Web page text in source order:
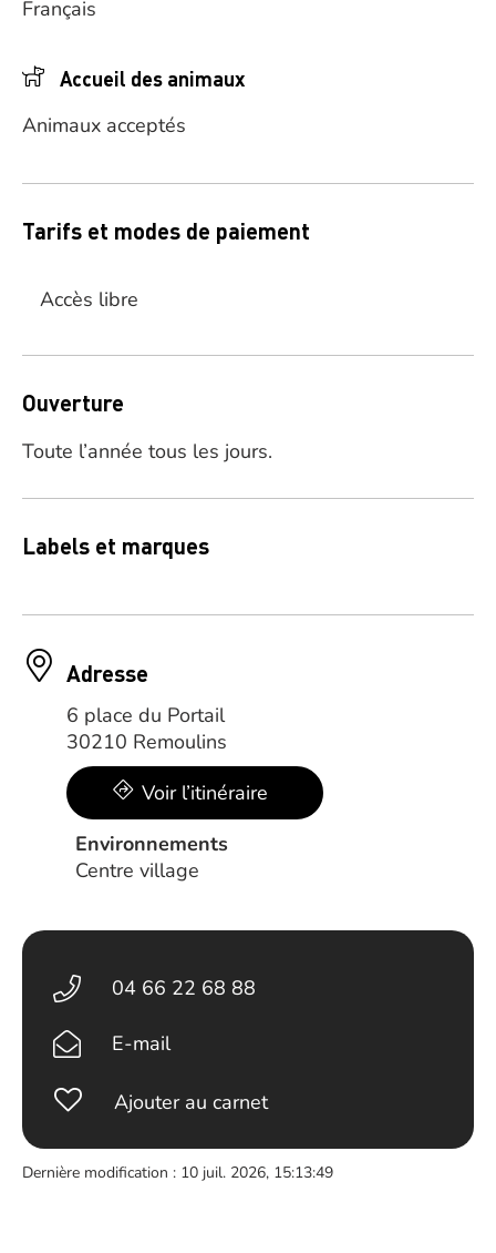
Français
Accueil des animaux
Animaux acceptés
Tarifs et modes de paiement
Accès libre
Ouverture
Toute l’année tous les jours.
Labels et marques
Adresse
6 place du Portail
30210 Remoulins
Voir l’itinéraire
Environnements
Centre village
04 66 22 68 88
E-mail
Ajouter au carnet
Dernière modification : 10 juil. 2026, 15:13:49